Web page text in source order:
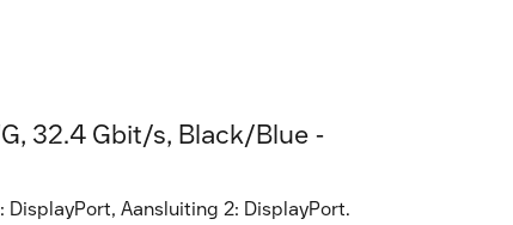
32.4 Gbit/s, Black/Blue -
Aansluiting 2: DisplayPort.